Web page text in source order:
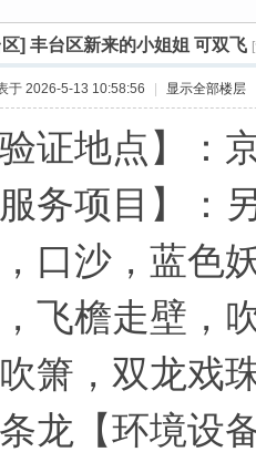
] 丰台区新来的小姐姐 可双飞
于 2026-5-13 10:58:56 显示全部楼层
验证地点】：
服务项目】：
口沙，蓝色
飞檐走壁，
箫，双龙戏
龙【环境设